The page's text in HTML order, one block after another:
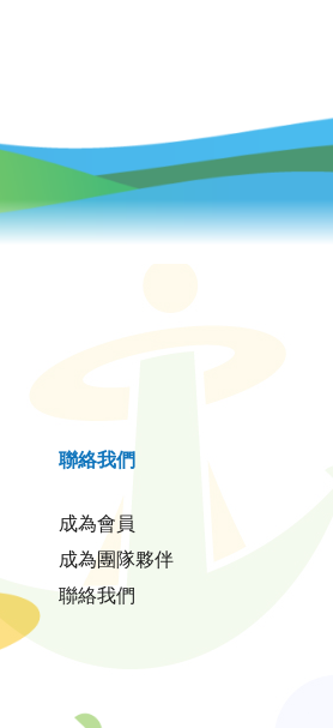
聯絡我們
成為會員
成為團隊夥伴
聯絡我們